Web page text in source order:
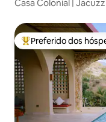
Casa Colonial |
Entre os melhores
Preferido dos